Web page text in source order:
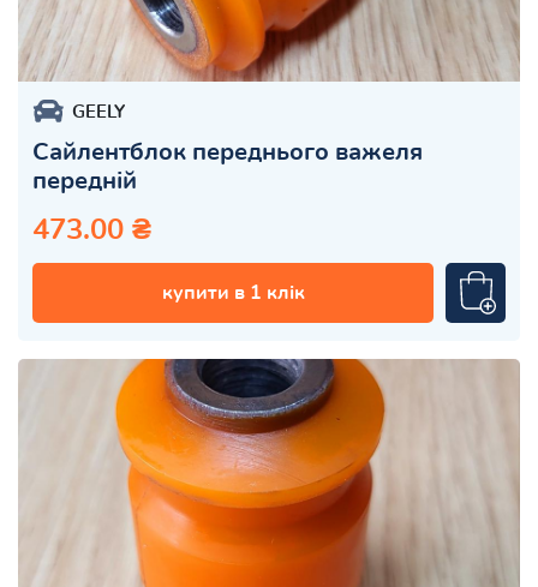
GEELY
Сайлентблок переднього важеля
передній
473.00 ₴
купити в 1 клік